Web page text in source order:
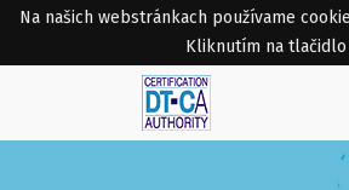
Na našich webstránkach používame
Kliknutím na tlačidlo